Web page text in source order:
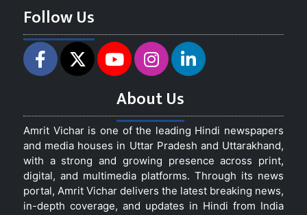
Follow Us
About Us
Amrit Vichar is one of the leading Hindi newspapers
and media houses in Uttar Pradesh and Uttarakhand,
with a strong and growing presence across print,
digital, and multimedia platforms. Through its news
portal, Amrit Vichar delivers the latest breaking news,
in-depth coverage, and updates in Hindi from India